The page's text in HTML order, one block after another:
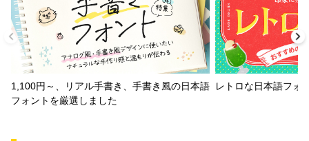
1,100円～、リアル手書き、手書き風の日本語
フォントを厳選しました
レトロな日本語フォ